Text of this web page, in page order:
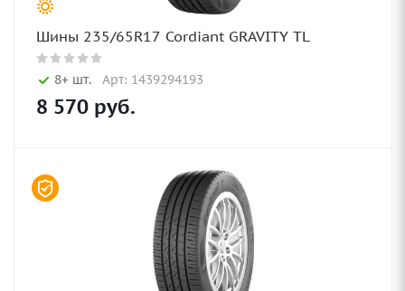
Шины 235/65R17 Cordiant GRAVITY TL
8+ шт. Арт: 1439294193
8 570 руб.